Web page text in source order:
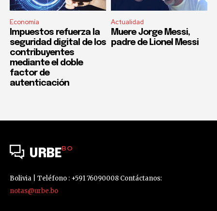
Economía
Impuestos refuerza la
seguridad digital de los
contribuyentes
mediante el doble
factor de
autenticación
Actualidad
Muere Jorge Messi,
padre de Lionel Messi
URBEBO
Bolivia | Teléfono : +591 76090008 Contáctanos:
notas@urbe.bo